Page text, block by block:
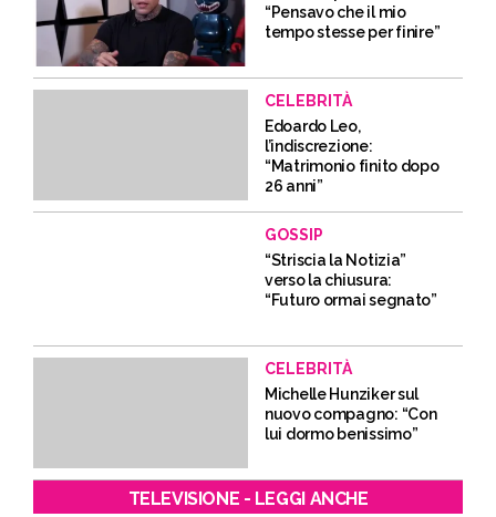
“Pensavo che il mio
tempo stesse per finire”
CELEBRITÀ
Edoardo Leo,
l’indiscrezione:
“Matrimonio finito dopo
26 anni”
GOSSIP
“Striscia la Notizia”
verso la chiusura:
“Futuro ormai segnato”
CELEBRITÀ
Michelle Hunziker sul
nuovo compagno: “Con
lui dormo benissimo”
TELEVISIONE - LEGGI ANCHE